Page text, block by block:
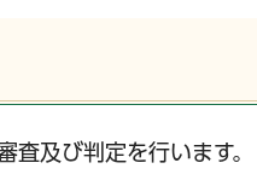
査及び判定を行います。